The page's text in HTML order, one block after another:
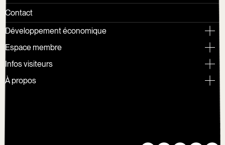
Contact
Développement économique
Espace membre
Infos visiteurs
À propos